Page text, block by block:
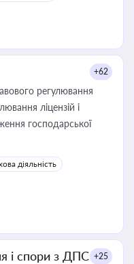
+62
регулювання
ліцензій і
господарської
діяльність
і спори з ДПС +25